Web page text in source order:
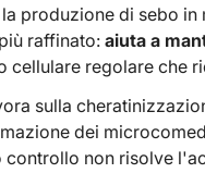
produzione di sebo
raffinato:aiuta a
cellulare regolare che
sulla
dei
controllo non risolve